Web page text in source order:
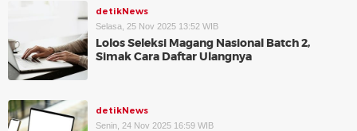
detikNews
Selasa, 25 Nov 2025 13:52 WIB
Lolos Seleksi Magang Nasional Batch 2,
Simak Cara Daftar Ulangnya
detikNews
Senin, 24 Nov 2025 16:59 WIB